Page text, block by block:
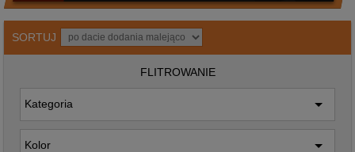
SORTUJ
FLITROWANIE
Kategoria
Kolor